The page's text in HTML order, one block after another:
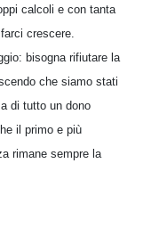
calcoli e con tanta
crescere.
bisogna rifiutare la
che siamo stati
di tutto un dono
il primo e più
rimane sempre la